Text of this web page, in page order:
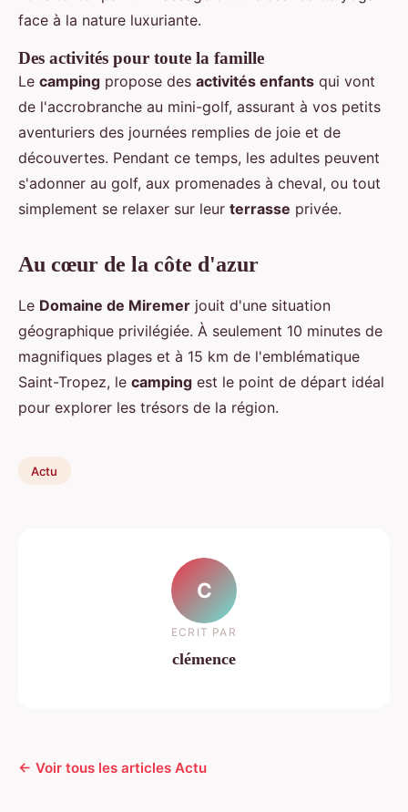
face à la nature luxuriante.
Des activités pour toute la famille
Le camping propose des activités enfants qui vont
de l'accrobranche au mini-golf, assurant à vos petits
aventuriers des journées remplies de joie et de
découvertes. Pendant ce temps, les adultes peuvent
s'adonner au golf, aux promenades à cheval, ou tout
simplement se relaxer sur leur terrasse privée.
Au cœur de la côte d'azur
Le Domaine de Miremer jouit d'une situation
géographique privilégiée. À seulement 10 minutes de
magnifiques plages et à 15 km de l'emblématique
Saint-Tropez, le camping est le point de départ idéal
pour explorer les trésors de la région.
Actu
C
ECRIT PAR
clémence
← Voir tous les articles Actu